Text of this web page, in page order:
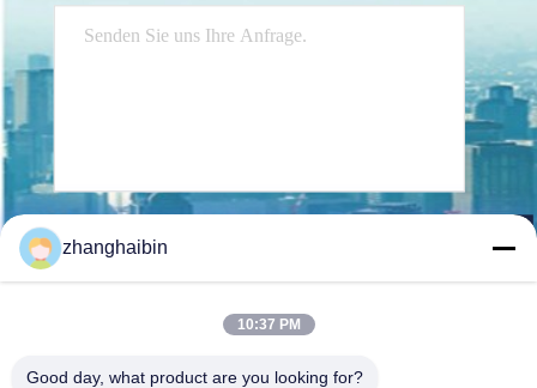
Senden Sie
zhanghaibin
10:37 PM
Good day, what product are you looking for?